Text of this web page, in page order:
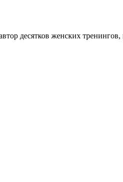
десятков женских